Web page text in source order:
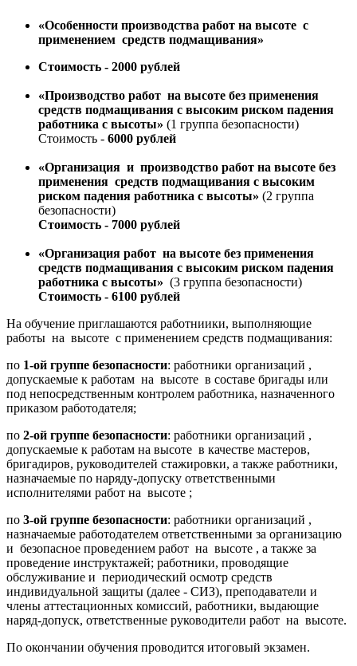
«Особенности производства работ на высоте с
применением средств подмащивания»
Стоимость - 2000 рублей
«Производство работ на высоте без применения
средств подмащивания c высоким риском падения
работника с высоты» (1 группа безопасности)
Стоимость - 6000 рублей
«Организация и производство работ на высоте без
применения средств подмащивания c высоким
риском падения работника с высоты» (2 группа
безопасности)
Стоимость - 7000 рублей
«Организация работ на высоте без применения
средств подмащивания c высоким риском падения
работника с высоты» (3 группа безопасности)
Стоимость - 6100 рублей
На обучение приглашаются работниики, выполняющие
работы на высоте с применением средств подмащивания:
по 1-ой группе безопасности: работники организаций ,
допускаемые к работам на высоте в составе бригады или
под непосредственным контролем работника, назначенного
приказом работодателя;
по 2-ой группе безопасности: работники организаций ,
допускаемые к работам на высоте в качестве мастеров,
бригадиров, руководителей стажировки, а также работники,
назначаемые по наряду-допуску ответственными
исполнителями работ на высоте ;
по 3-ой группе безопасности: работники организаций ,
назначаемые работодателем ответственными за организацию
и безопасное проведением работ на высоте , а также за
проведение инструктажей; работники, проводящие
обслуживание и периодический осмотр средств
индивидуальной защиты (далее - СИЗ), преподаватели и
члены аттестационных комиссий, работники, выдающие
наряд-допуск, ответственные руководители работ на высоте.
По окончании обучения проводится итоговый экзамен.